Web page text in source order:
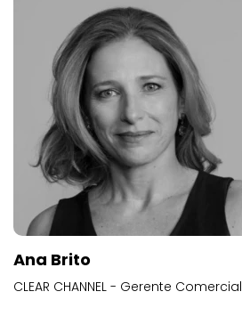
Ana Brito
CLEAR CHANNEL - Gerente Comercial